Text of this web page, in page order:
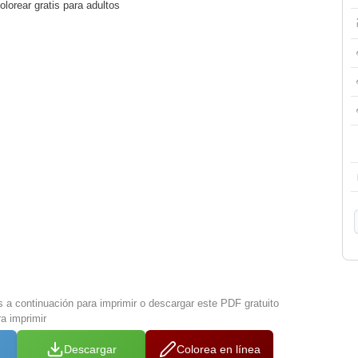
gratis para adultos
a continuación para imprimir o descargar este PDF gratuito
imprimir
Descargar Colorea en línea